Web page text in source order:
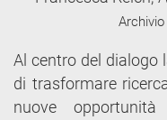
Al centro del dialogo
di trasformare
nuove